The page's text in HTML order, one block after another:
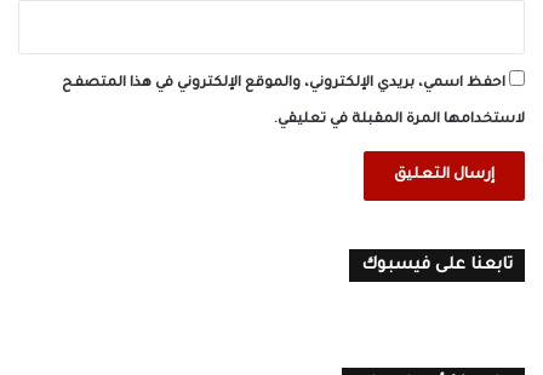
احفظ اسمي، بريدي الإلكتروني، والموقع الإلكتروني في هذا المتصفح
لاستخدامها المرة المقبلة في تعليقي.
تابعنا على فيسبوك